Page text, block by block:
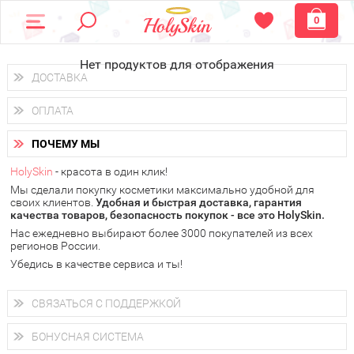
0
Нет продуктов для отображения
ДОСТАВКА
Доставка осуществляетсяпо всем городам России.
Вы можете выбрать доставку курьером, Почтой России или
получить заказ в пунктах выдачи PickPoint или пункте
самовывоза.
В 20 городах России доставка осуществляется ужена
следующий день.
у Вас всегда есть возможность получитьбесплатную
доставку от HolySkin.
подробнее об условиях доставки и оплаты в Вашем городе
ОПЛАТА
Вы можете оплатить свой заказ любым удобным способом:
наличными деньгами (
через интернет-банк (Альфа-банк, Сбербанк) и другими
электронными способами.
ПОЧЕМУ МЫ
HolySkin - красота в один клик!
Мы сделали покупку косметики максимально удобной для
своих клиентов. Удобная и быстрая доставка, гарантия
качества товаров, безопасность покупок - все это HolySkin.
Нас ежедневно выбирают более 3000 покупателей из всех
регионов России.
Убедись в качестве сервиса и ты!
СВЯЗАТЬСЯ С ПОДДЕРЖКОЙ
+7 (800) 707-24-55
Мы будем рады ответить на все Ваши вопросы по работе
магазина, проконсультировать по товарам, рассказать о
БОНУСНАЯ СИСТЕМА